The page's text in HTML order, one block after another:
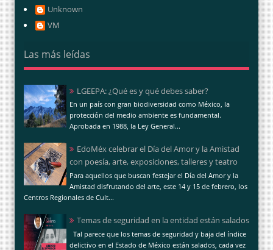
Unknown
VM
Las más leídas
LGEEPA: ¿Qué es y qué debes saber?
En un país con gran biodiversidad como México, la
protección del medio ambiente es fundamental.
Aprobada en 1988, la Ley General...
EdoMéx celebrar el Día del Amor y la Amistad
con poesía, arte, exposiciones, talleres y teatro
Para aquellos que buscan festejar el Día del Amor y la
Amistad disfrutando del arte, este 14 y 15 de febrero, los
Centros Regionales de Cult...
Temas de seguridad en la entidad están salados
Tal parece que los temas de seguridad y baja del índice
delictivo en el Estado de México están salados, cada vez